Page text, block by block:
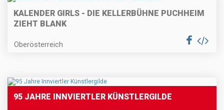
KALENDER GIRLS - DIE KELLERBÜHNE PUCHHEIM
ZIEHT BLANK
Oberösterreich
95 JAHRE INNVIERTLER KÜNSTLERGILDE